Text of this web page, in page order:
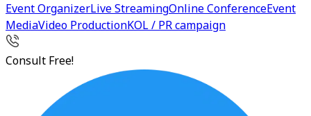
Event OrganizerLive StreamingOnline ConferenceEvent
MediaVideo ProductionKOL / PR campaign
Consult Free!